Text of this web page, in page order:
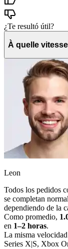
¿Te resultó útil?
À quelle
Leon
Todos los pedidos
se completan
dependiendo de la
Como promedio,
en 1–2 horas.
La misma
Series X|S, Xbox